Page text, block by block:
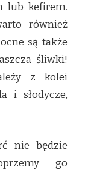
lub kefirem.
również
są także
śliwki!
z kolei
i słodycze,
nie będzie
go